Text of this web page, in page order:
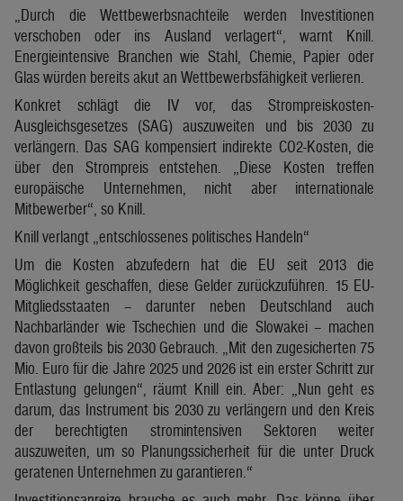
„Durch die Wettbewerbsnachteile werden Investitionen
verschoben oder ins Ausland verlagert“, warnt Knill.
Energieintensive Branchen wie Stahl, Chemie, Papier oder
Glas würden bereits akut an Wettbewerbsfähigkeit verlieren.
Konkret schlägt die IV vor, das Strompreiskosten-
Ausgleichsgesetzes (SAG) auszuweiten und bis 2030 zu
verlängern. Das SAG kompensiert indirekte CO2-Kosten, die
über den Strompreis entstehen. „Diese Kosten treffen
europäische Unternehmen, nicht aber internationale
Mitbewerber“, so Knill.
Knill verlangt „entschlossenes politisches Handeln“
Um die Kosten abzufedern hat die EU seit 2013 die
Möglichkeit geschaffen, diese Gelder zurückzuführen. 15 EU-
Mitgliedsstaaten – darunter neben Deutschland auch
Nachbarländer wie Tschechien und die Slowakei – machen
davon großteils bis 2030 Gebrauch. „Mit den zugesicherten 75
Mio. Euro für die Jahre 2025 und 2026 ist ein erster Schritt zur
Entlastung gelungen“, räumt Knill ein. Aber: „Nun geht es
darum, das Instrument bis 2030 zu verlängern und den Kreis
der berechtigten stromintensiven Sektoren weiter
auszuweiten, um so Planungssicherheit für die unter Druck
geratenen Unternehmen zu garantieren.“